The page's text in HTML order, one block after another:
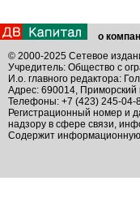
о
© 2000-2025 Сетевое
Учредитель: Общество с
И.о. главного редактора:
Адрес: 690014, Приморский
Телефоны: +7 (423) 245-04-
Регистрационный номер и
надзору в сфере связи,
Содержит информационную